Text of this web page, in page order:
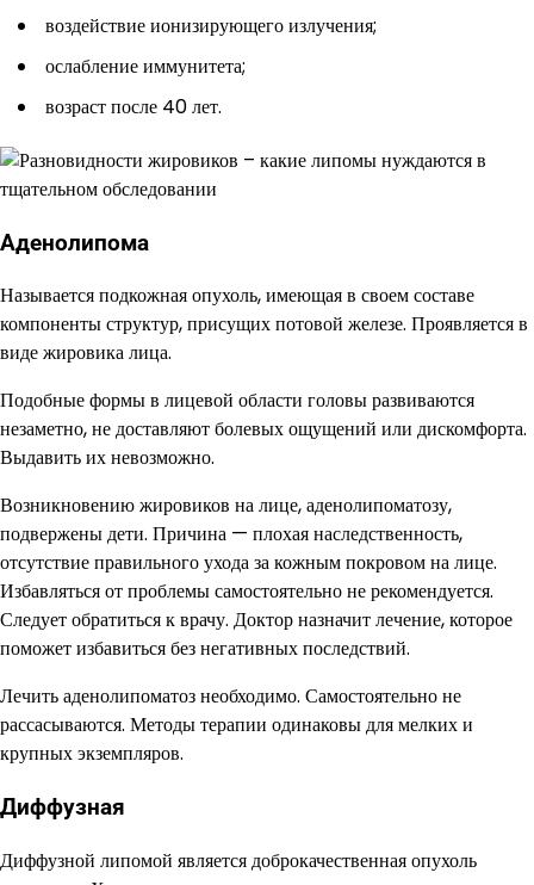
воздействие ионизирующего излучения;
ослабление иммунитета;
возраст после 40 лет.
Аденолипома
Называется подкожная опухоль, имеющая в своем составе
компоненты структур, присущих потовой железе. Проявляется в
виде жировика лица.
Подобные формы в лицевой области головы развиваются
незаметно, не доставляют болевых ощущений или дискомфорта.
Выдавить их невозможно.
Возникновению жировиков на лице, аденолипоматозу,
подвержены дети. Причина — плохая наследственность,
отсутствие правильного ухода за кожным покровом на лице.
Избавляться от проблемы самостоятельно не рекомендуется.
Следует обратиться к врачу. Доктор назначит лечение, которое
поможет избавиться без негативных последствий.
Лечить аденолипоматоз необходимо. Самостоятельно не
рассасываются. Методы терапии одинаковы для мелких и
крупных экземпляров.
Диффузная
Диффузной липомой является доброкачественная опухоль